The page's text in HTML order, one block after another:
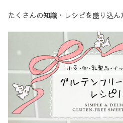
たくさんの知識・レシピを盛り込ん